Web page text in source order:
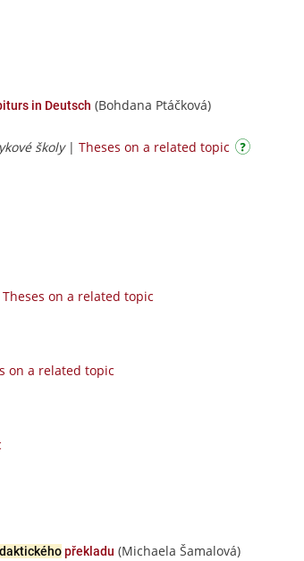
in Deutsch (Bohdana Ptáčková)
školy| Theses on a related topic
Theses on a related topic
on a related topic
překladu (Michaela Šamalová)